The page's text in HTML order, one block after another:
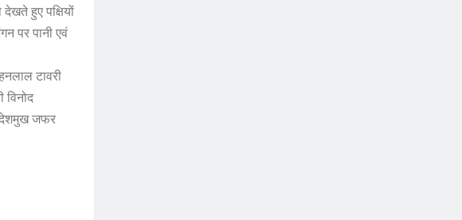
हुए पक्षियों
पर पानी एवं
टावरी
विनोद
देशमुख जफर